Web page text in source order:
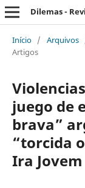
Dilemas -
Início / Arquivos
Artigos
juego de
brava”
“torcida
Ira Jovem